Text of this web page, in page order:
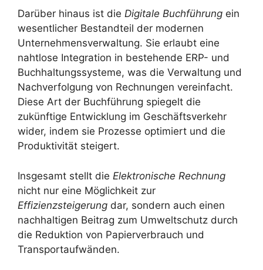
Darüber hinaus ist die Digitale Buchführung ein
wesentlicher Bestandteil der modernen
Unternehmensverwaltung. Sie erlaubt eine
nahtlose Integration in bestehende ERP- und
Buchhaltungssysteme, was die Verwaltung und
Nachverfolgung von Rechnungen vereinfacht.
Diese Art der Buchführung spiegelt die
zukünftige Entwicklung im Geschäftsverkehr
wider, indem sie Prozesse optimiert und die
Produktivität steigert.
Insgesamt stellt die Elektronische Rechnung
nicht nur eine Möglichkeit zur
Effizienzsteigerung dar, sondern auch einen
nachhaltigen Beitrag zum Umweltschutz durch
die Reduktion von Papierverbrauch und
Transportaufwänden.